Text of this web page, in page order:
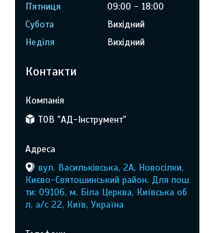
Пʼятниця
09:00
18:00
Субота
Вихідний
Неділя
Вихідний
Контакти
ТОВ "АД-Інструмент"
вул. Васильківська, 2А, Новосілки,
Києво-Святошинський район. Для пош
ти: 09106, м. Біла Церква, Київська об
л, а/с 22, Київ, Україна